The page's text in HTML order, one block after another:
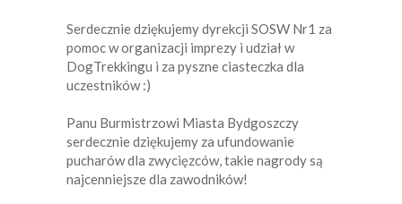
Serdecznie dziękujemy dyrekcji SOSW Nr1 za
pomoc w organizacji imprezy i udział w
DogTrekkingu i za pyszne ciasteczka dla
uczestników :)
Panu Burmistrzowi Miasta Bydgoszczy
serdecznie dziękujemy za ufundowanie
pucharów dla zwycięzców, takie nagrody są
najcenniejsze dla zawodników!